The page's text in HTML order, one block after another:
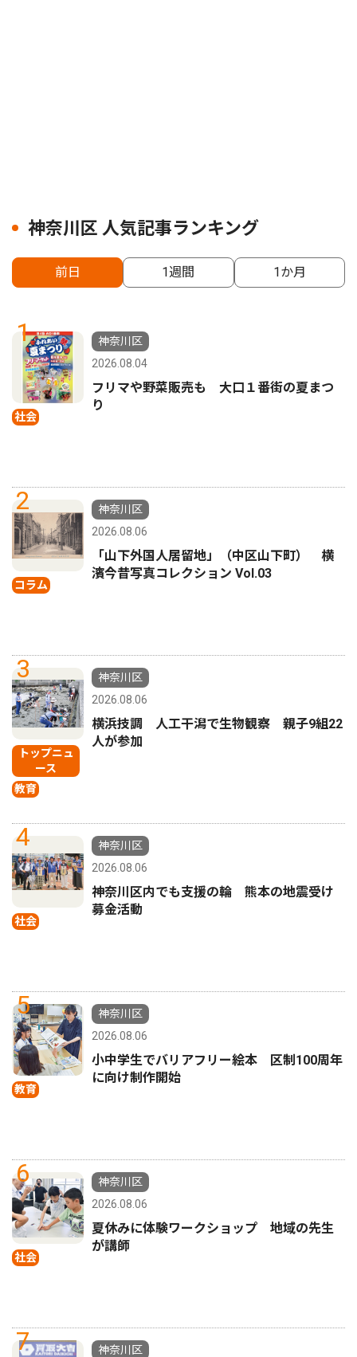
神奈川区 人気記事ランキング
前日 1週間 1か月
1
社会
神奈川区
2026.08.04
フリマや野菜販売も 大口１番街の夏まつ
り
2
コラム
神奈川区
2026.08.06
「山下外国人居留地」（中区山下町） 横
濱今昔写真コレクション Vol.03
3
トップニュ
ース
教育
神奈川区
2026.08.06
横浜技調 人工干潟で生物観察 親子9組22
人が参加
4
社会
神奈川区
2026.08.06
神奈川区内でも支援の輪 熊本の地震受け
募金活動
5
教育
神奈川区
2026.08.06
小中学生でバリアフリー絵本 区制100周年
に向け制作開始
6
社会
神奈川区
2026.08.06
夏休みに体験ワークショップ 地域の先生
が講師
7
神奈川区